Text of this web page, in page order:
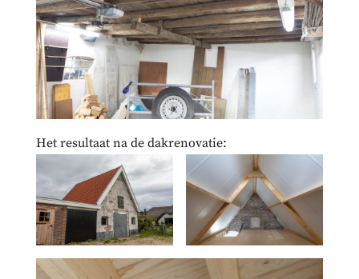
Het resultaat na de dakrenovatie: